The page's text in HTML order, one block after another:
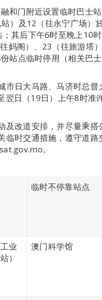
和门附近设置临时巴士
）及12（往永宁广场）
其后下午6时至晚上10时
妈阁）、23（往旅游塔
站点临时停用（相关巴
市日大马路、马济时总督
日（19日）上午8时准
及改道安排，并尽量乘搭
临时交通措施，遵守道路
。
临时不停靠站点
业
）
澳门科学馆